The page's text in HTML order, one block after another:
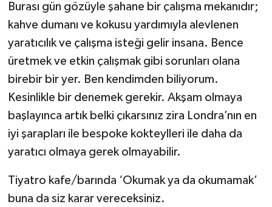
Burası gün gözüyle şahane bir çalışma mekanıdır;
kahve dumanı ve kokusu yardımıyla alevlenen
yaratıcılık ve çalışma isteği gelir insana. Bence
üretmek ve etkin çalışmak gibi sorunları olana
birebir bir yer. Ben kendimden biliyorum.
Kesinlikle bir denemek gerekir. Akşam olmaya
başlayınca artık belki çıkarsınız zira Londra’nın en
iyi şarapları ile bespoke kokteylleri ile daha da
yaratıcı olmaya gerek olmayabilir.
Tiyatro kafe/barında ‘Okumak ya da okumamak’
buna da siz karar vereceksiniz.